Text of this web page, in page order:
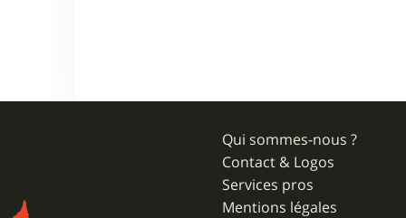
Qui sommes-nous ?
Contact & Logos
Services pros
Mentions légales